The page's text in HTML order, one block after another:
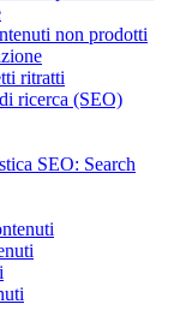
non prodotti
ritratti
ricerca (SEO)
SEO: Search